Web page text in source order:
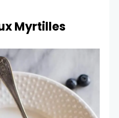
Myrtilles